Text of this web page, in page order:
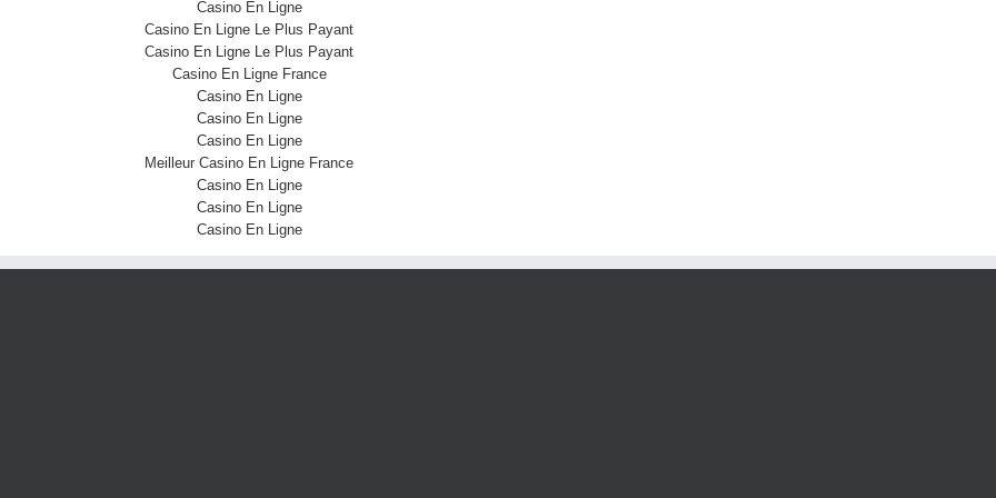
Casino En Ligne
Casino En Ligne Le Plus Payant
Casino En Ligne Le Plus Payant
Casino En Ligne France
Casino En Ligne
Casino En Ligne
Casino En Ligne
Meilleur Casino En Ligne France
Casino En Ligne
Casino En Ligne
Casino En Ligne